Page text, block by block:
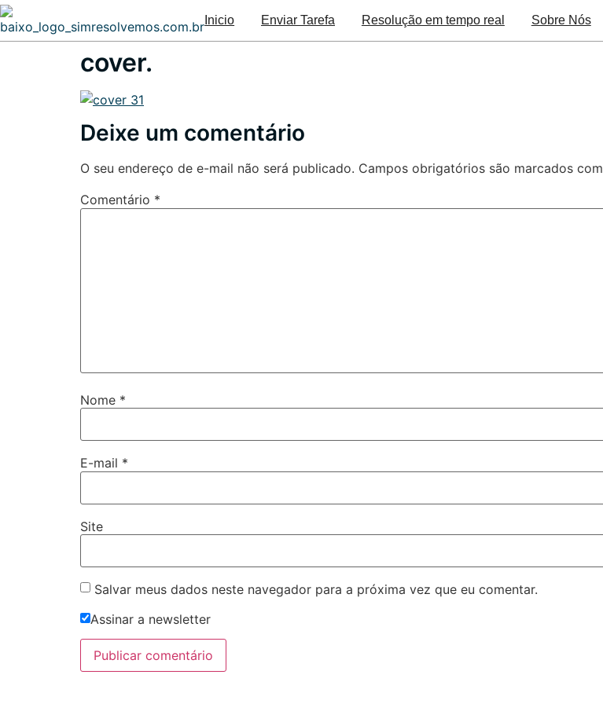
Inicio Enviar Tarefa Resolução em tempo real Sobre Nós
cover.
Deixe um comentário
O seu endereço de e-mail não será publicado. Campos obrigatórios são marcados com
Comentário *
Nome *
E-mail *
Site
Salvar meus dados neste navegador para a próxima vez que eu comentar.
Assinar a newsletter